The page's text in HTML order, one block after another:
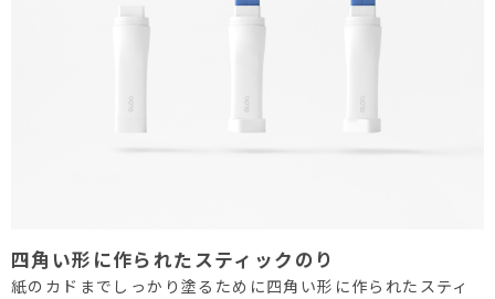
四角い形に作られたスティックのり
紙のカドまでしっかり塗るために四角い形に作られたスティ